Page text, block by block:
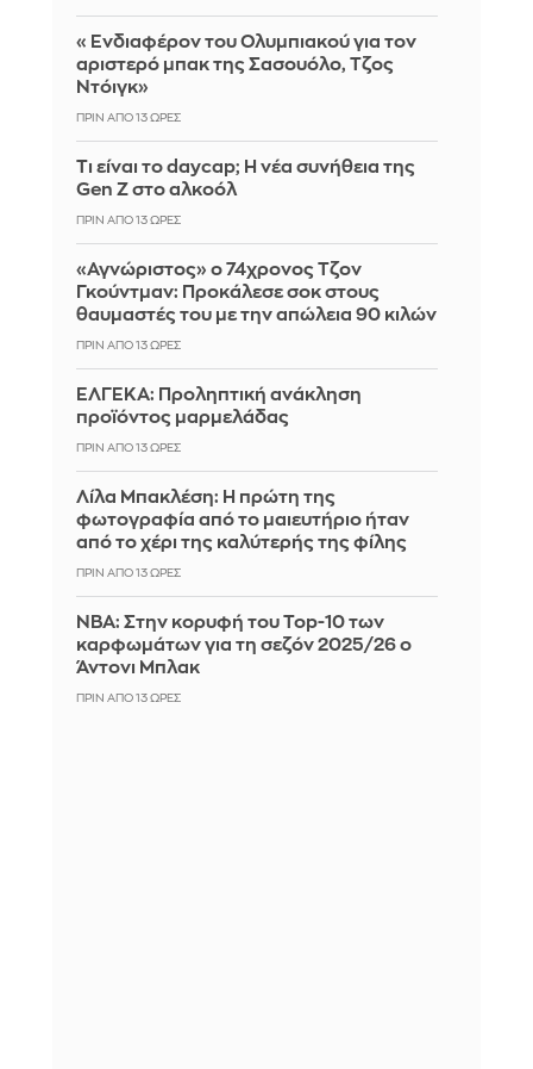
«Ενδιαφέρον του Ολυμπιακού για τον
αριστερό μπακ της Σασουόλο, Τζος
Ντόιγκ»
ΠΡΙΝ ΑΠΌ 13 ΏΡΕΣ
Τι είναι το daycap; Η νέα συνήθεια της
Gen Z στο αλκοόλ
ΠΡΙΝ ΑΠΌ 13 ΏΡΕΣ
«Αγνώριστος» ο 74χρονος Τζον
Γκούντμαν: Προκάλεσε σοκ στους
θαυμαστές του με την απώλεια 90 κιλών
ΠΡΙΝ ΑΠΌ 13 ΏΡΕΣ
ΕΛΓΕΚΑ: Προληπτική ανάκληση
προϊόντος μαρμελάδας
ΠΡΙΝ ΑΠΌ 13 ΏΡΕΣ
Λίλα Μπακλέση: Η πρώτη της
φωτογραφία από το μαιευτήριο ήταν
από το χέρι της καλύτερής της φίλης
ΠΡΙΝ ΑΠΌ 13 ΏΡΕΣ
ΝΒΑ: Στην κορυφή του Top-10 των
καρφωμάτων για τη σεζόν 2025/26 ο
Άντονι Μπλακ
ΠΡΙΝ ΑΠΌ 13 ΏΡΕΣ